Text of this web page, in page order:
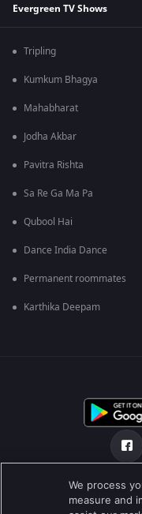
Evergreen TV Shows
Tripling
Kumkum Bhagya
Mahabharat
Jodha Akbar
Pavitra Rishta
Sa Re Ga Ma Pa
Qubool Hai
Dance India Dance
Permanent roommates
Karthika Deepam
คำถ
We process
measure and